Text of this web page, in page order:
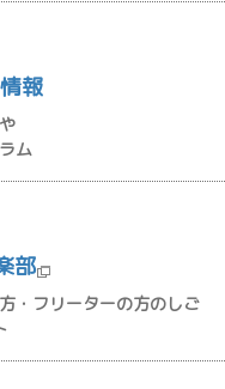
報
ム
部
・フリーターの方のしご